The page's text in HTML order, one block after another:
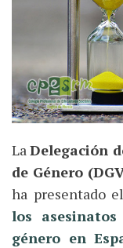
LaDelegación
de Género
ha presentado
los
género en